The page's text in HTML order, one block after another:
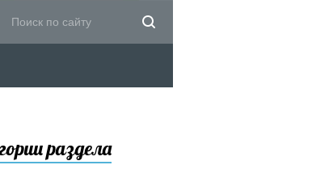
раздела